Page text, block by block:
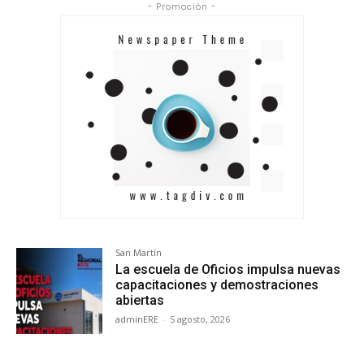
- Promoción -
San Martín
La escuela de Oficios impulsa nuevas
capacitaciones y demostraciones
abiertas
adminERE - 5 agosto, 2026